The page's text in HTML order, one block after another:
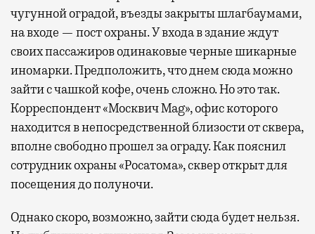
чугунной оградой, въезды закрыты шлагбаумами,
на входе — пост охраны. У входа в здание ждут
своих пассажиров одинаковые черные шикарные
иномарки. Предположить, что днем сюда можно
зайти с чашкой кофе, очень сложно. Но это так.
Корреспондент «Москвич Mag», офис которого
находится в непосредственной близости от сквера,
вполне свободно прошел за ограду. Как пояснил
сотрудник охраны «Росатома», сквер открыт для
посещения до полуночи.
Однако скоро, возможно, зайти сюда будет нельзя.